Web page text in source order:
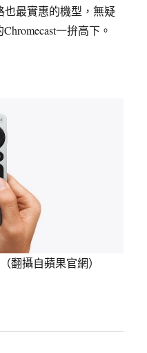
最實惠的機型，無疑
一拚高下。
翻攝自蘋果官網）